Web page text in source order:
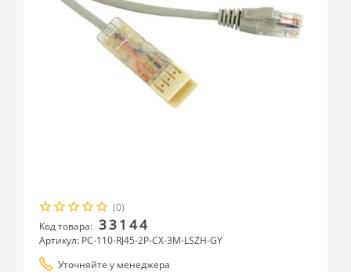
(0)
Код товара: 33144
Артикул: PC-110-RJ45-2P-CX-3M-LSZH-GY
Уточняйте у менеджера